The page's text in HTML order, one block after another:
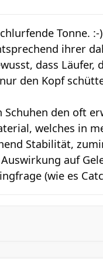
Tonne. :-)
ihrer
dass Läufer,
den Kopf
den oft
welches in
Stabilität,
auf
(wie es